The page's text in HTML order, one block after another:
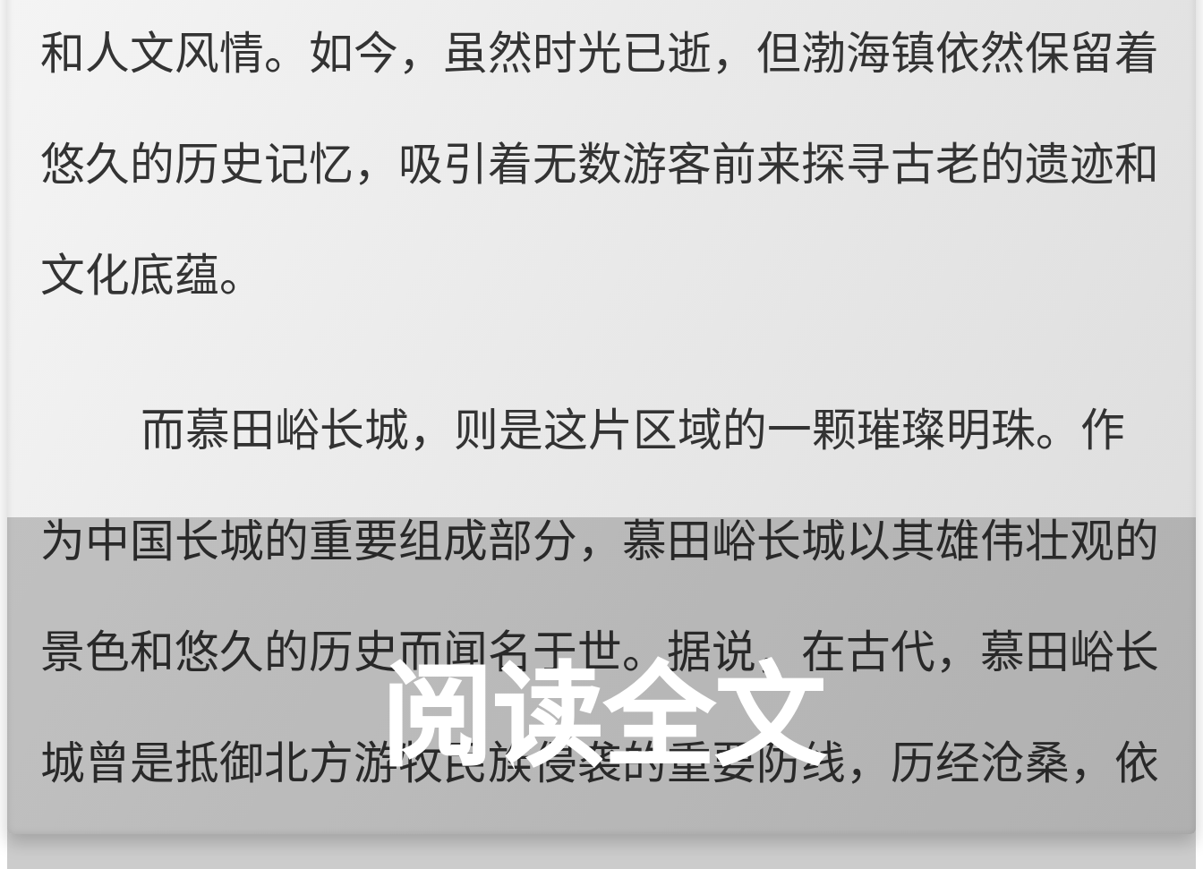
和人文风情。如今，虽然时光已逝，但渤海镇依然保留着
悠久的历史记忆，吸引着无数游客前来探寻古老的遗迹和
文化底蕴。
而慕田峪长城，则是这片区域的一颗璀璨明珠。作
为中国长城的重要组成部分，慕田峪长城以其雄伟壮观的
景色和悠久的历史而闻名于世。据说，在古代，慕田峪长
城曾是抵御北方游牧民族侵袭的重要防线，历经沧桑，依
阅读全文